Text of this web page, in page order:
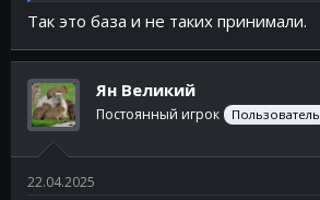
Так это база и не таких принимали.
Ян Великий
Постоянный игрок Пользователь
22.04.2025